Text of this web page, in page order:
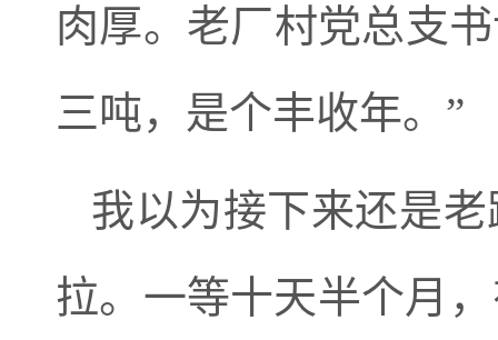
肉厚。老厂村党总支
三吨，是个丰收年。”
我以为接下来还是
拉。一等十天半个月